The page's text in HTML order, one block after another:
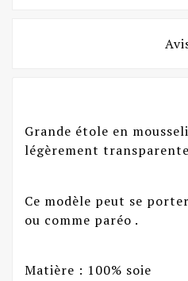
Grande étole en
légèrement
Ce modèle peut se
ou comme paréo .
Matière : 100% soie